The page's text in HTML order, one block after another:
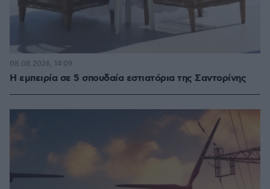
Η εμπειρία σε 5 σπουδαία εστιατόρια της Σαντορίνης
08.08.2026, 14:09